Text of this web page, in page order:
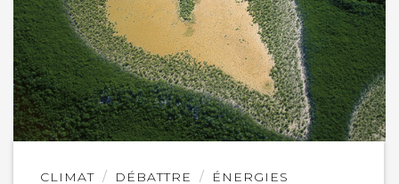
CLIMAT DÉBATTRE
ÉNERGIES
Lire